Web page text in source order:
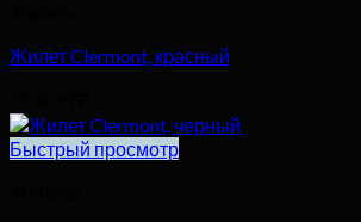
Жилет Clermont, красный
Быстрый просмотр